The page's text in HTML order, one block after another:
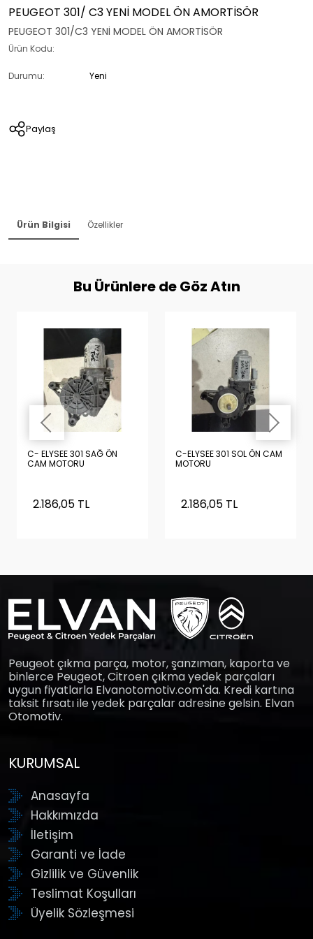
PEUGEOT 301/ C3 YENİ MODEL ÖN AMORTİSÖR
PEUGEOT 301/C3 YENİ MODEL ÖN AMORTİSÖR
Ürün Kodu:
Durumu: Yeni
Paylaş
Ürün Bilgisi Özellikler
Bu Ürünlere de Göz Atın
C- ELYSEE 301 SAĞ ÖN
CAM MOTORU
2.186,05 TL
C-ELYSEE 301 SOL ÖN CAM
MOTORU
2.186,05 TL
Peugeot çıkma parça, motor, şanzıman, kaporta ve
binlerce Peugeot, Citroen çıkma yedek parçaları
uygun fiyatlarla Elvanotomotiv.com'da. Kredi kartına
taksit fırsatı ile yedek parçalar adresine gelsin. Elvan
Otomotiv.
KURUMSAL
Anasayfa
Hakkımızda
İletişim
Garanti ve İade
Gizlilik ve Güvenlik
Teslimat Koşulları
Üyelik Sözleşmesi